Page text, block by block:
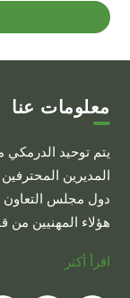
اختيار
الخيارات
على
المنتج
معلومات عنا
يتم توحيد
المديرين
دول مجلس التعاون
هؤلاء المهنيين
اقرأ أكثر